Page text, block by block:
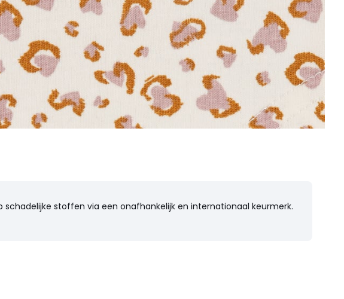
stoffen via een onafhankelijk en internationaal keurmerk.